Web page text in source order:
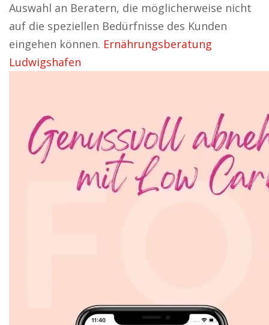
Auswahl an Beratern, die möglicherweise nicht
auf die speziellen Bedürfnisse des Kunden
eingehen können. Ernährungsberatung
Ludwigshafen